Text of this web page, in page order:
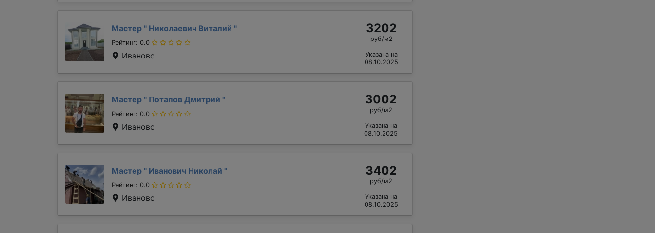
Мастер " Николаевич Виталий "
Рейтинг: 0.0
Иваново
3202
руб/м2
Указана на
08.10.2025
Мастер " Потапов Дмитрий "
Рейтинг: 0.0
Иваново
3002
руб/м2
Указана на
08.10.2025
Мастер " Иванович Николай "
Рейтинг: 0.0
Иваново
3402
руб/м2
Указана на
08.10.2025